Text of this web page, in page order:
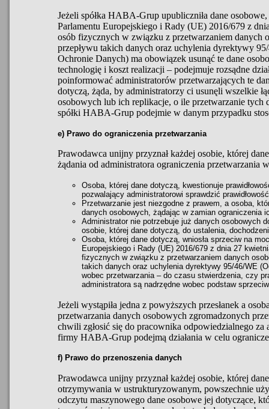
Jeżeli spółka HABA-Grup upubliczniła dane
Parlamentu Europejskiego i Rady (UE) 2016/679 z
osób fizycznych w związku z przetwarzaniem danych
przepływu takich danych oraz uchylenia dyrektywy
Ochronie Danych) ma obowiązek usunąć te dane
technologię i koszt realizacji – podejmuje rozsądne
poinformować administratorów przetwarzających te
dotyczą, żąda, by administratorzy ci usunęli wszelkie
osobowych lub ich replikacje, o ile przetwarzanie tych
spółki HABA-Grup podejmie w danym przypadku
e) Prawo do ograniczenia przetwarzania
Prawodawca unijny przyznał każdej osobie, której
żądania od administratora ograniczenia przetwarzania
Osoba, której dane dotyczą, kwestionuje
pozwalający administratorowi sprawdzić
Przetwarzanie jest niezgodne z prawem, a osoba,
danych osobowych, żądając w zamian ograniczenia
Administrator nie potrzebuje już danych osobowych
osobie, której dane dotyczą, do ustalenia,
Osoba, której dane dotyczą, wniosła sprzeciw na
Europejskiego i Rady (UE) 2016/679 z dnia 27
fizycznych w związku z przetwarzaniem danych
takich danych oraz uchylenia dyrektywy 95/46/WE
wobec przetwarzania – do czasu stwierdzenia, czy
administratora są nadrzędne wobec podstaw
Jeżeli wystąpiła jedna z powyższych przesłanek a
przetwarzania danych osobowych zgromadzonych
chwili zgłosić się do pracownika odpowiedzialnego
firmy HABA-Grup podejmą działania w celu
f) Prawo do przenoszenia danych
Prawodawca unijny przyznał każdej osobie, której
otrzymywania w ustrukturyzowanym, powszechnie
odczytu maszynowego dane osobowe jej dotyczące,